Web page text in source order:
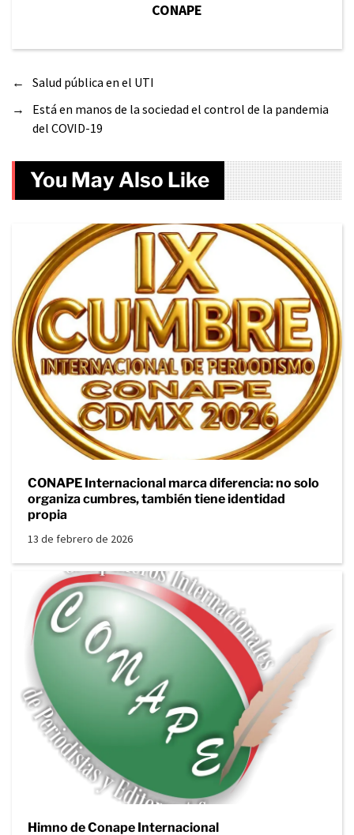
CONAPE
←
Salud pública en el UTI
→
Está en manos de la sociedad el control de la pandemia
del COVID-19
You May Also Like
CONAPE Internacional marca diferencia: no solo
organiza cumbres, también tiene identidad
propia
13 de febrero de 2026
Himno de Conape Internacional